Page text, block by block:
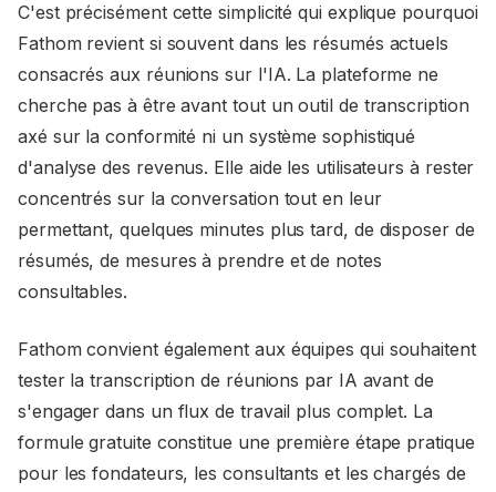
C'est précisément cette simplicité qui explique pourquoi
Fathom revient si souvent dans les résumés actuels
consacrés aux réunions sur l'IA. La plateforme ne
cherche pas à être avant tout un outil de transcription
axé sur la conformité ni un système sophistiqué
d'analyse des revenus. Elle aide les utilisateurs à rester
concentrés sur la conversation tout en leur
permettant, quelques minutes plus tard, de disposer de
résumés, de mesures à prendre et de notes
consultables.
Fathom convient également aux équipes qui souhaitent
tester la transcription de réunions par IA avant de
s'engager dans un flux de travail plus complet. La
formule gratuite constitue une première étape pratique
pour les fondateurs, les consultants et les chargés de